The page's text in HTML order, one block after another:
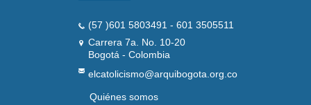
(57 )601 5803491 - 601 3505511
Carrera 7a. No. 10-20
Bogotá - Colombia
elcatolicismo@arquibogota.org.co
PIE
Quiénes somos